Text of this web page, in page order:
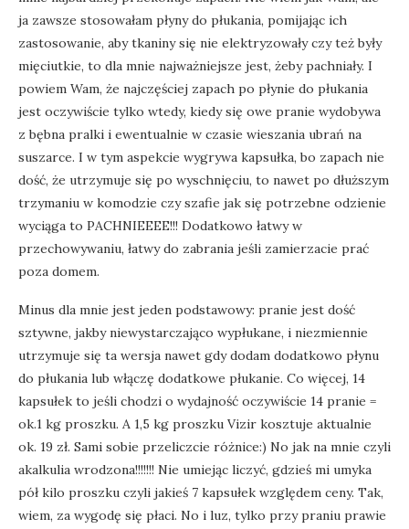
ja zawsze stosowałam płyny do płukania, pomijając ich
zastosowanie, aby tkaniny się nie elektryzowały czy też były
mięciutkie, to dla mnie najważniejsze jest, żeby pachniały. I
powiem Wam, że najczęściej zapach po płynie do płukania
jest oczywiście tylko wtedy, kiedy się owe pranie wydobywa
z bębna pralki i ewentualnie w czasie wieszania ubrań na
suszarce. I w tym aspekcie wygrywa kapsułka, bo zapach nie
dość, że utrzymuje się po wyschnięciu, to nawet po dłuższym
trzymaniu w komodzie czy szafie jak się potrzebne odzienie
wyciąga to PACHNIEEEE!!! Dodatkowo łatwy w
przechowywaniu, łatwy do zabrania jeśli zamierzacie prać
poza domem.
Minus dla mnie jest jeden podstawowy: pranie jest dość
sztywne, jakby niewystarczająco wypłukane, i niezmiennie
utrzymuje się ta wersja nawet gdy dodam dodatkowo płynu
do płukania lub włączę dodatkowe płukanie. Co więcej, 14
kapsułek to jeśli chodzi o wydajność oczywiście 14 pranie =
ok.1 kg proszku. A 1,5 kg proszku Vizir kosztuje aktualnie
ok. 19 zł. Sami sobie przeliczcie różnice:) No jak na mnie czyli
akalkulia wrodzona!!!!!!! Nie umiejąc liczyć, gdzieś mi umyka
pół kilo proszku czyli jakieś 7 kapsułek względem ceny. Tak,
wiem, za wygodę się płaci. No i luz, tylko przy praniu prawie